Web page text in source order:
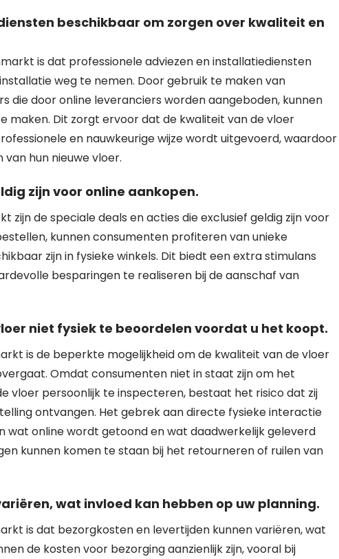
beschikbaar om zorgen over kwaliteit en
is dat professionele adviezen en installatiediensten
weg te nemen. Door gebruik te maken van
die door online leveranciers worden aangeboden, kunnen
maken. Dit zorgt ervoor dat de kwaliteit van de vloer
en nauwkeurige wijze wordt uitgevoerd, waardoor
hun nieuwe vloer.
zijn voor online aankopen.
zijn de speciale deals en acties die exclusief geldig zijn voor
kunnen consumenten profiteren van unieke
zijn in fysieke winkels. Dit biedt een extra stimulans
besparingen te realiseren bij de aanschaf van
niet fysiek te beoordelen voordat u het koopt.
is de beperkte mogelijkheid om de kwaliteit van de vloer
Omdat consumenten niet in staat zijn om het
vloer persoonlijk te inspecteren, bestaat het risico dat zij
ontvangen. Het gebrek aan directe fysieke interactie
wat online wordt getoond en wat daadwerkelijk geleverd
kunnen komen te staan bij het retourneren of ruilen van
wat invloed kan hebben op uw planning.
is dat bezorgkosten en levertijden kunnen variëren, wat
de kosten voor bezorging aanzienlijk zijn, vooral bij